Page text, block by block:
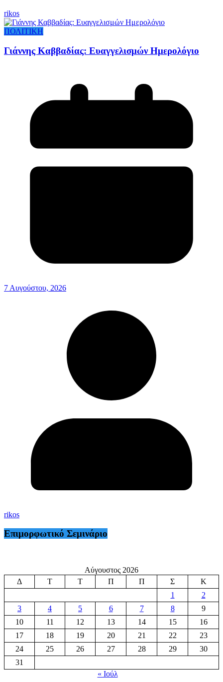
rikos
ΠΟΛΙΤΙΚΗ
Γιάννης Καββαδίας: Ευαγγελισμών Ημερολόγιο
7 Αυγούστου, 2026
rikos
Επιμορφωτικό Σεμινάριο
Αύγουστος 2026
Δ
Τ Τ Π Π Σ
Κ
1
2
3
4 5 6 7 8
9
10
11 12 13 14 15
16
17
18 19 20 21 22
23
24
25 26 27 28 29
30
31
« Ιούλ